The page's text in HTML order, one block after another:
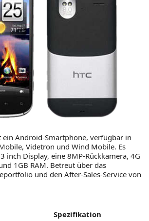
ein Android-Smartphone, verfügbar in
Videtron und Wind Mobile. Es
inch Display, eine 8MP-Rückkamera, 4G
1GB RAM. Betreut über das
und den After-Sales-Service von
Spezifikation